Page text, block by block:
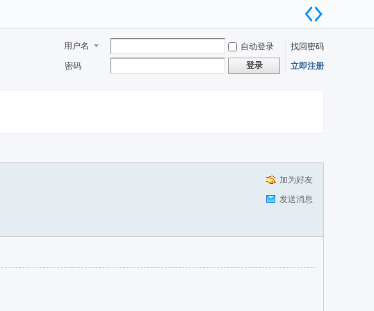
用户名 自动登录
找回密码
密码
登录 立即注册
加为好友
发送消息